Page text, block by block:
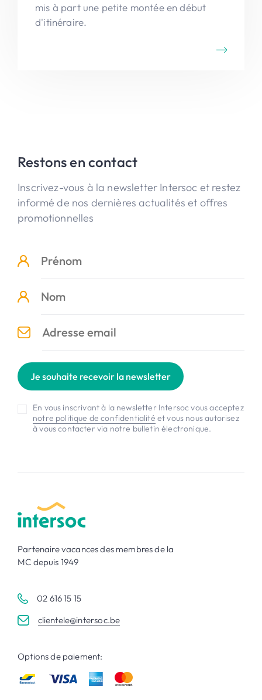
mis à part une petite montée en début
d'itinéraire.
Restons en contact
Inscrivez-vous à la newsletter Intersoc et restez
informé de nos dernières actualités et offres
promotionnelles
Je souhaite recevoir la newsletter
En vous inscrivant à la newsletter Intersoc vous acceptez
notre politique de confidentialité et vous nous autorisez
à vous contacter via notre bulletin électronique.
Partenaire vacances des membres de la
MC depuis 1949
02 616 15 15
clientele@intersoc.be
Options de paiement: